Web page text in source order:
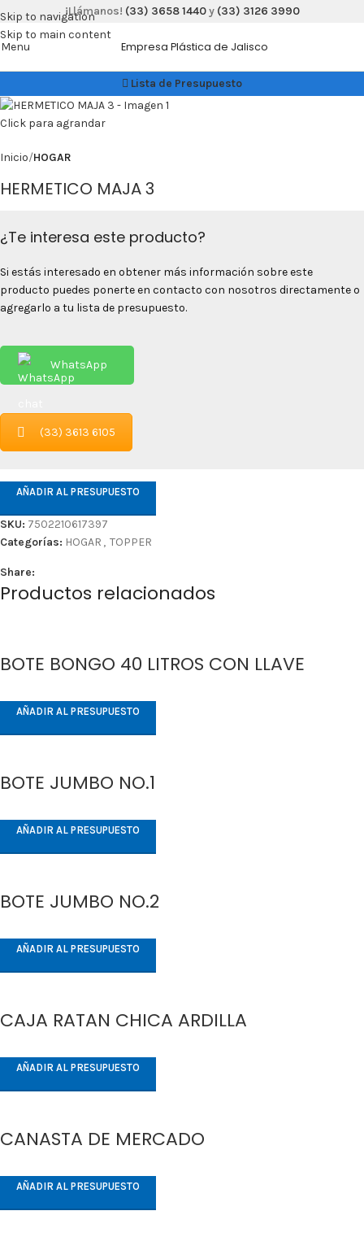
Skip to navigation
Skip to main content
¡Llámanos! (33) 3658 1440y (33) 3126 3990
Menu Empresa Plástica de Jalisco
Lista de Presupuesto
Click para agrandar
Inicio HOGAR
HERMETICO MAJA 3
¿Te interesa este producto?
Si estás interesado en obtener más información sobre este
producto puedes ponerte en contacto con nosotros directamente o
agregarlo a tu lista de presupuesto.
WhatsApp
(33) 3613 6105
AÑADIR AL PRESUPUESTO
SKU: 7502210617397
Categorías: HOGAR , TOPPER
Share:
Productos relacionados
BOTE BONGO 40 LITROS CON LLAVE
AÑADIR AL PRESUPUESTO
BOTE JUMBO NO.1
AÑADIR AL PRESUPUESTO
BOTE JUMBO NO.2
AÑADIR AL PRESUPUESTO
CAJA RATAN CHICA ARDILLA
AÑADIR AL PRESUPUESTO
CANASTA DE MERCADO
AÑADIR AL PRESUPUESTO